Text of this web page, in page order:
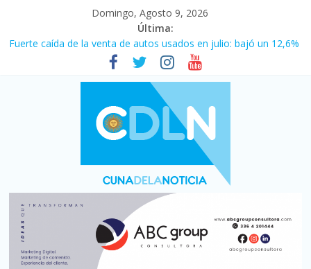
Domingo, Agosto 9, 2026
Última:
Vacaciones de invierno con más movimiento y consumo
turístico: 4,6 millones de personas viajaron por el país, un 5,9%
Fuerte caída de la venta de autos usados en julio: bajó un 12,6%
El agro argentino logró un récord histórico de exportaciones en
el primer semestre de 2026
La morosidad alcanzó su nivel más alto en dos décadas y ya
afecta a 400 mil deudores en Santa Fe
Desde que asumió Milei cerraron 41.000 kioscos: el sector
denuncia crisis como en 2001